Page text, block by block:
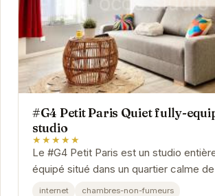
#G4 Petit Paris Quiet fully-
studio
★★★★★
Le #G4 Petit Paris est un studio
équipé situé dans un quartier calme
offre un espace de vie confortable et...
internet
chambres-non-fumeurs